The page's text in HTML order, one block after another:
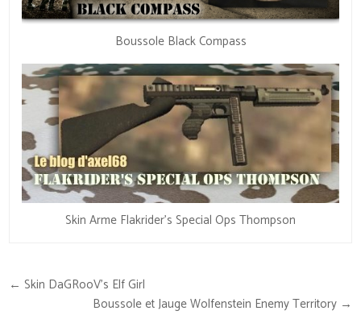
Boussole Black Compass
Skin Arme Flakrider’s Special Ops Thompson
Navigation
← Skin DaGRooV’s Elf Girl
Boussole et Jauge Wolfenstein Enemy Territory →